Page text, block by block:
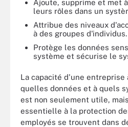
Ajoute, supprime et met
leurs rôles dans un
Attribue des niveaux
à des groupes d'individus.
Protège les données
système et sécurise le
La capacité d'une entreprise
quelles données et à quels
est non seulement utile,
essentielle à la protection
employés se trouvent dans